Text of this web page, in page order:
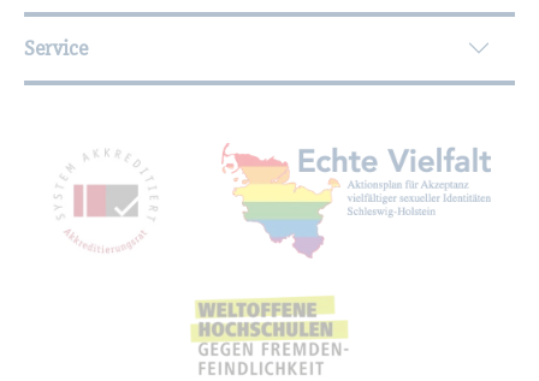
Service
Mit­glied­schaf­ten,